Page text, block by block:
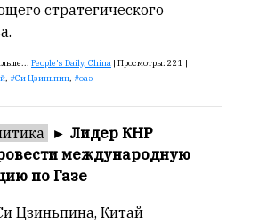
стратегического
People's Daily, China | Просмотры: 221 |
, Си Цзиньпин, оаэ
► Лидер КНР
международную
по Газе
Цзиньпина, Китай